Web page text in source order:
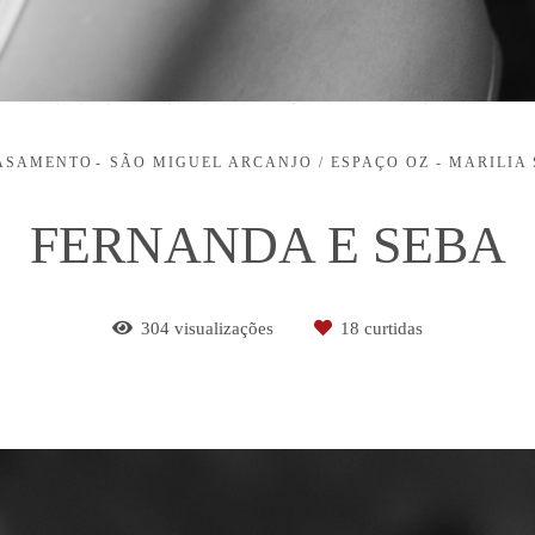
SÃO MIGUEL ARCANJO / ESPAÇO OZ - MARILIA
FERNANDA E SEBA
304 visualizações 18 curtidas